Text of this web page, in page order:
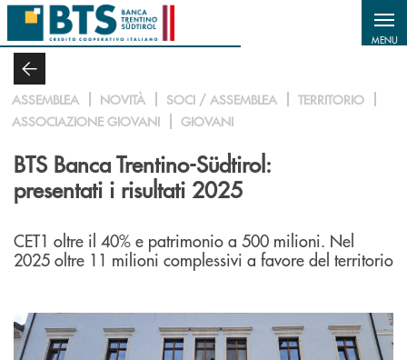
Salta al contenuto principale
MENU
ASSEMBLEA NOVITÀ SOCI / ASSEMBLEA
TERRITORIO
ASSOCIAZIONE GIOVANI
GIOVANI
BTS Banca Trentino-Südtirol:
presentati i risultati 2025
CET1 oltre il 40% e patrimonio a 500 milioni. Nel
2025 oltre 11 milioni complessivi a favore del territorio